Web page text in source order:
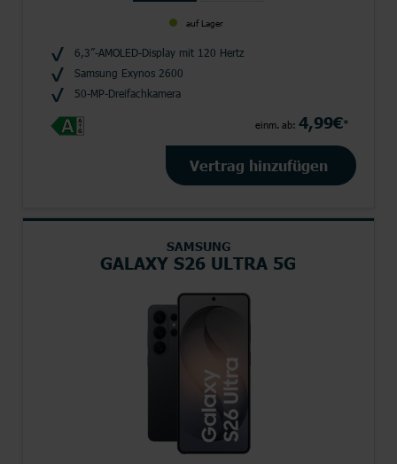
auf Lager
6,3”-AMOLED-Display mit 120 Hertz
Samsung Exynos 2600
50-MP-Dreifachkamera
einm. ab: 4,99€*
Vertrag hinzufügen
SAMSUNG
GALAXY S26 ULTRA 5G